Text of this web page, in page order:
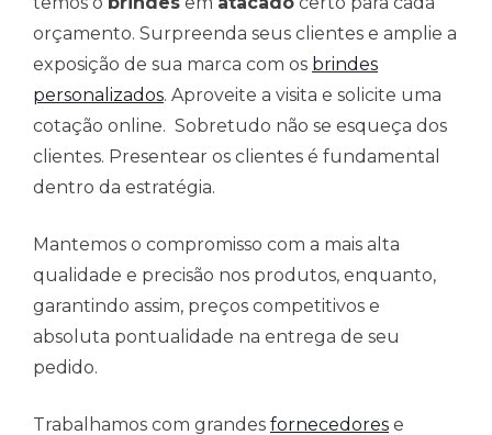
orçamento. Surpreenda seus clientes e amplie a
exposição de sua marca com os brindes
personalizados. Aproveite a visita e solicite uma
cotação online. Sobretudo não se esqueça dos
clientes. Presentear os clientes é fundamental
dentro da estratégia.
Mantemos o compromisso com a mais alta
qualidade e precisão nos produtos, enquanto,
garantindo assim, preços competitivos e
absoluta pontualidade na entrega de seu
pedido.
Trabalhamos com grandes fornecedores e